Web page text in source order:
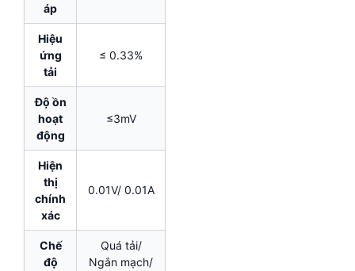
áp
Hiệu
ứng
tải
≤ 0.33%
Độ ồn
hoạt
động
≤3mV
Hiện
thị
chính
xác
0.01V/ 0.01A
Chế
độ
Quá tải/
Ngắn mạch/